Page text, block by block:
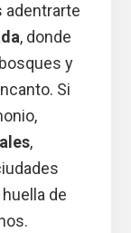
adentrarte
, donde
y
Si
,
de